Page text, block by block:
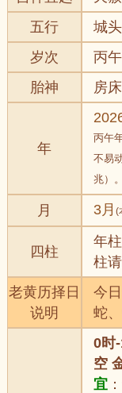
五行
城
岁次
丙
胎神
房
年
丙午
不易
兆）。
月 3月(
四柱
年
柱
老黄历择日
说明
今
蛇
0时
空
宜